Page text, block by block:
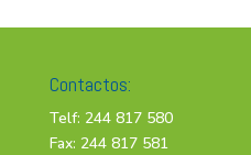
Contactos:
Telf: 244 817 580
Fax: 244 817 581